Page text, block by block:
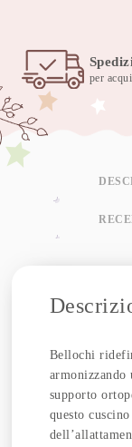
per
Bellochi
armonizzando
supporto
questo